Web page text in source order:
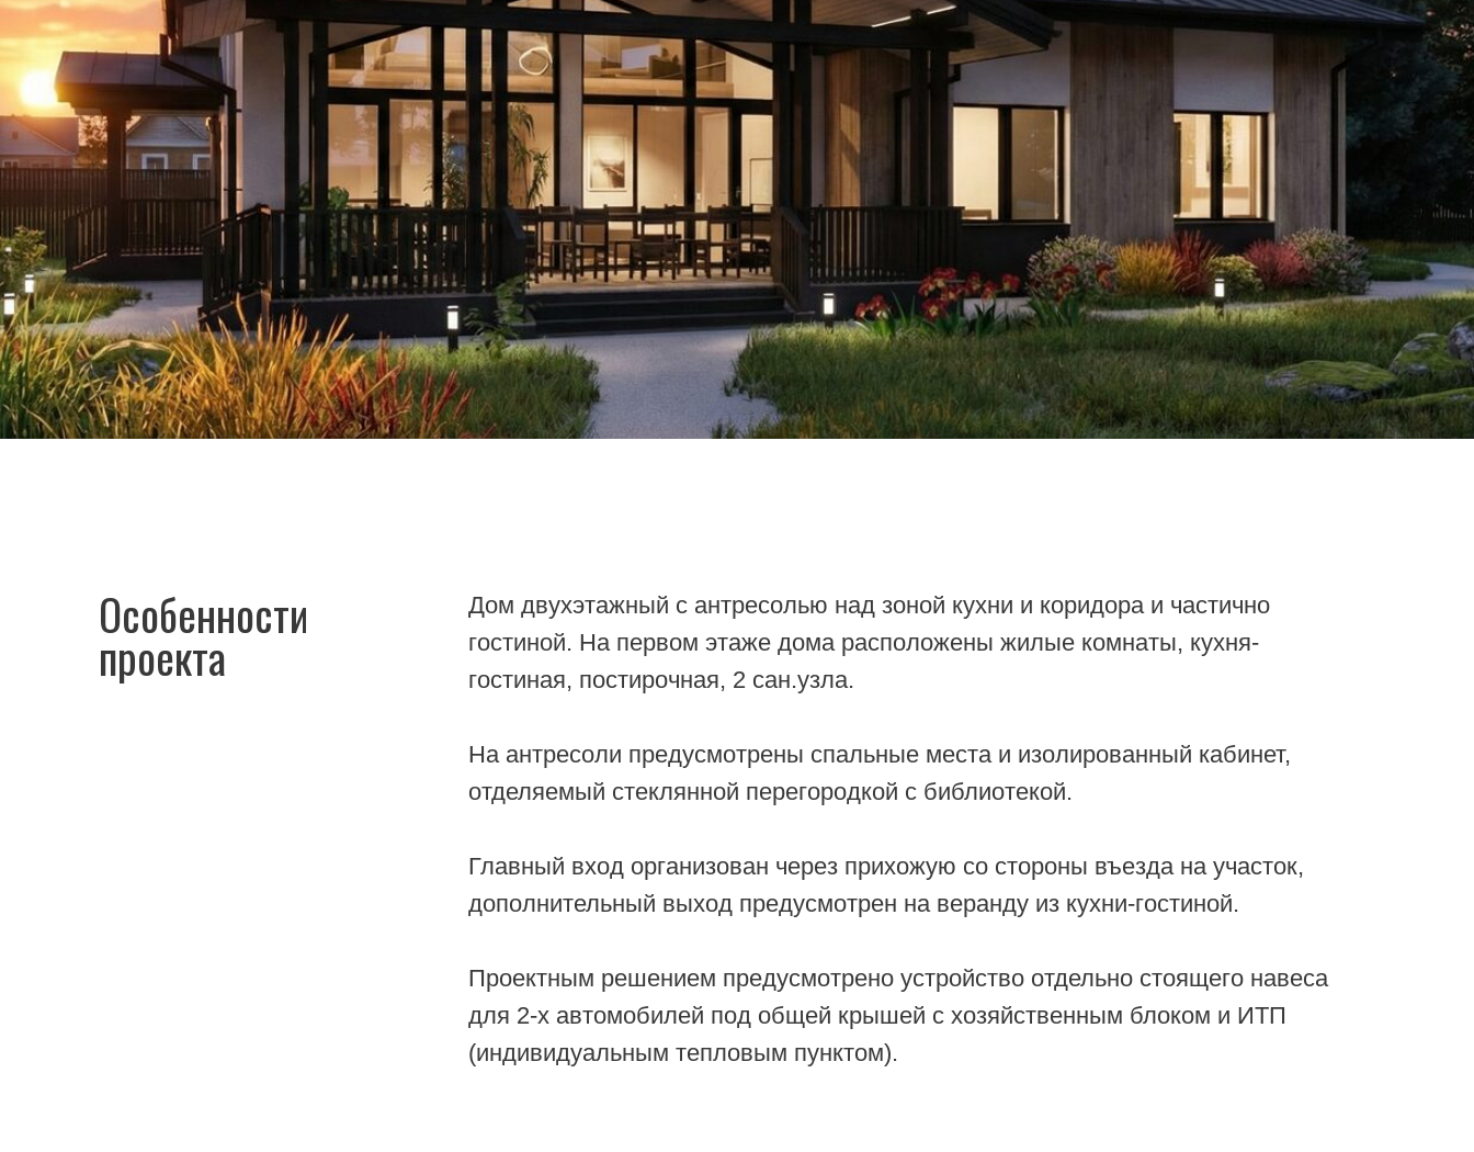
Особенности
проекта
Дом двухэтажный с антресолью над зоной кухни и коридора и частично
гостиной. На первом этаже дома расположены жилые комнаты, кухня-
гостиная, постирочная, 2 сан.узла.
На антресоли предусмотрены спальные места и изолированный кабинет,
отделяемый стеклянной перегородкой с библиотекой.
для 2-х автомобилей под общей крышей с хозяйственным блоком и ИТП
(индивидуальным тепловым пунктом).